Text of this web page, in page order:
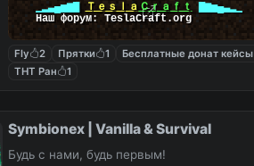
▁▂▃▄▅▆▇ Ｔｅｓｌａ Ｃｒａｆｔ
▇▆▅▄▃▂▁
Наш форум: TeslaCraft.org
Fly 2 Прятки 1 Бесплатные донат кейсы
ТНТ Ран
1
Symbionex | Vanilla & Survival
Будь с нами, будь первым!